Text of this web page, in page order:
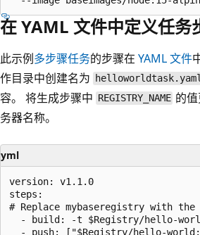
在 YAML 文件中定义任务
此示例多步骤任务的步骤在 YAML 文件
作目录中创建名为
容。 将生成步骤中 REGISTRY_NAME 的
务器名称。
yml
version: v1.1.0
steps:
# Replace mybaseregistry with
- build: -t $Registry/hello-